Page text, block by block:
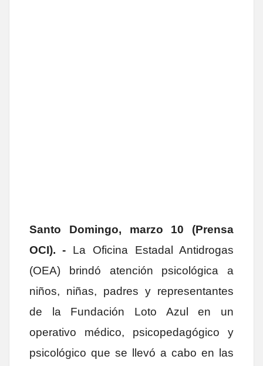
Santo Domingo, marzo 10 (Prensa
OCI). - La Oficina Estadal Antidrogas
(OEA) brindó atención psicológica a
niños, niñas, padres y representantes
de la Fundación Loto Azul en un
operativo médico, psicopedagógico y
psicológico que se llevó a cabo en las